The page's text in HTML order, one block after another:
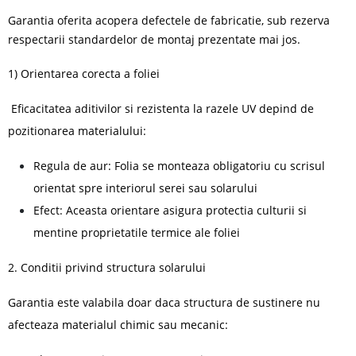
Garantia oferita acopera defectele de fabricatie, sub rezerva
respectarii standardelor de montaj prezentate mai jos.
1) Orientarea corecta a foliei
Eficacitatea aditivilor si rezistenta la razele UV depind de
pozitionarea materialului:
Regula de aur: Folia se monteaza obligatoriu cu scrisul
orientat spre interiorul serei sau solarului
Efect: Aceasta orientare asigura protectia culturii si
mentine proprietatile termice ale foliei
2. Conditii privind structura solarului
Garantia este valabila doar daca structura de sustinere nu
afecteaza materialul chimic sau mecanic: